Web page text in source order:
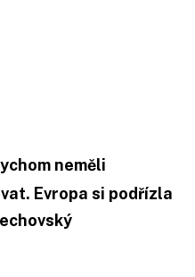
neměli
Evropa si podřízla